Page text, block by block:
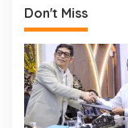
a
t
i
o
n
Don't Miss